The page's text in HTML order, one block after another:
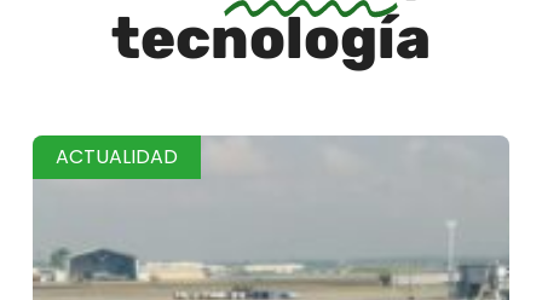
tecnología
ACTUALIDAD